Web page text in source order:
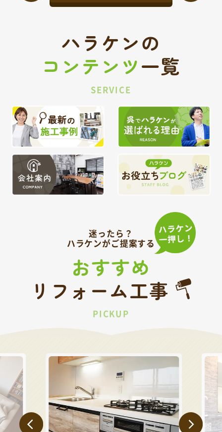
ハラケンの
コンテンツ一覧
SERVICE
迷ったら？
ハラケンがご提案する
おすすめ
リフォーム工事
PICKUP